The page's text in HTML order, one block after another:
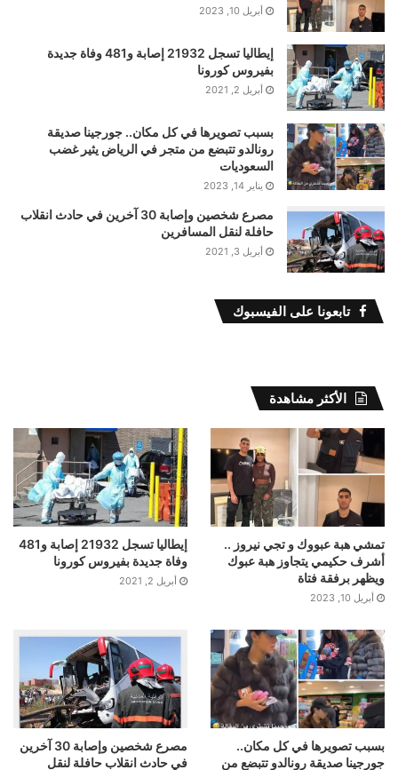
أبريل 10, 2023
إيطاليا تسجل 21932 إصابة و481 وفاة جديدة
بفيروس كورونا
أبريل 2, 2021
بسبب تصويرها في كل مكان.. جورجينا صديقة
رونالدو تتبضع من متجر في الرياض يثير غضب
السعوديات
يناير 14, 2023
مصرع شخصين وإصابة 30 آخرين في حادث انقلاب
حافلة لنقل المسافرين
أبريل 3, 2021
تابعونا على الفيسبوك
الأكثر مشاهدة
تمشي هبة عبووك و تجي نيروز ..
أشرف حكيمي يتجاوز هبة عبوك
ويظهر برفقة فتاة
أبريل 10, 2023
إيطاليا تسجل 21932 إصابة و481
وفاة جديدة بفيروس كورونا
أبريل 2, 2021
بسبب تصويرها في كل مكان..
جورجينا صديقة رونالدو تتبضع من
مصرع شخصين وإصابة 30 آخرين
في حادث انقلاب حافلة لنقل